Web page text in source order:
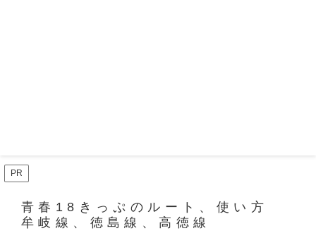
PR
青春18きっぷのルート、使い方
牟岐線、徳島線、高徳線